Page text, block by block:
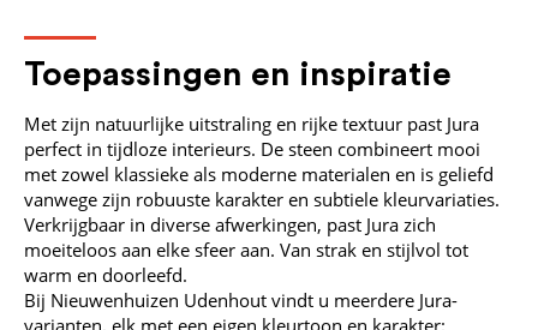
Toepassingen en inspiratie
Met zijn natuurlijke uitstraling en rijke textuur past Jura
perfect in tijdloze interieurs. De steen combineert mooi
met zowel klassieke als moderne materialen en is geliefd
vanwege zijn robuuste karakter en subtiele kleurvariaties.
Verkrijgbaar in diverse afwerkingen, past Jura zich
moeiteloos aan elke sfeer aan. Van strak en stijlvol tot
warm en doorleefd.
Bij Nieuwenhuizen Udenhout vindt u meerdere Jura-